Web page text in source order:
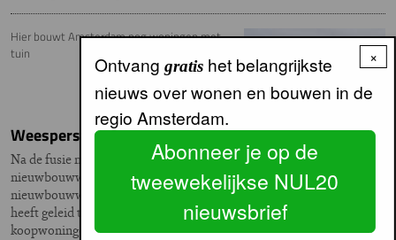
Hier bouwt Amsterdam nog woningen met
tuin
Weespersluis
Na de fusie met Weesp kreeg Amsterdam er een grote
nieuwbouwwijk bij. Hier kan de bemiddelde Amsterdammer nog een
nieuwbouwwoning met tuin kopen. Bemoeienis van de hoofdstad
heeft geleid tot 600 extra woningen, waaronder goedkopere
koopwoningen en 60 sociale en 60 middeldure huurwoningen.
×
Ontvang gratishet belangrijkste
nieuws over wonen en bouwen in de
regio Amsterdam.
Abonneer je op de
tweewekelijkse NUL20
nieuwsbrief